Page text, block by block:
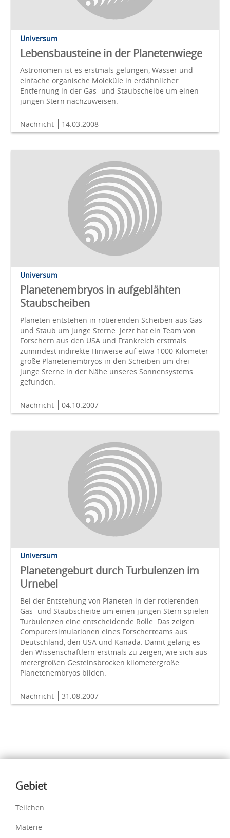
Universum
Lebensbausteine in der Planetenwiege
Astronomen ist es erstmals gelungen, Wasser und
einfache organische Moleküle in erdähnlicher
Entfernung in der Gas- und Staubscheibe um einen
jungen Stern nachzuweisen.
Nachricht 14.03.2008
Universum
Planetenembryos in aufgeblähten
Staubscheiben
Planeten entstehen in rotierenden Scheiben aus Gas
und Staub um junge Sterne. Jetzt hat ein Team von
Forschern aus den USA und Frankreich erstmals
zumindest indirekte Hinweise auf etwa 1000 Kilometer
große Planetenembryos in den Scheiben um drei
junge Sterne in der Nähe unseres Sonnensystems
gefunden.
Nachricht 04.10.2007
Universum
Planetengeburt durch Turbulenzen im
Urnebel
Bei der Entstehung von Planeten in der rotierenden
Gas- und Staubscheibe um einen jungen Stern spielen
Turbulenzen eine entscheidende Rolle. Das zeigen
Computersimulationen eines Forscherteams aus
Deutschland, den USA und Kanada. Damit gelang es
den Wissenschaftlern erstmals zu zeigen, wie sich aus
metergroßen Gesteinsbrocken kilometergroße
Planetenembryos bilden.
Nachricht 31.08.2007
Inhalte
Gebiet
Teilchen
Materie